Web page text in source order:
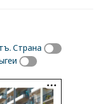
Страна